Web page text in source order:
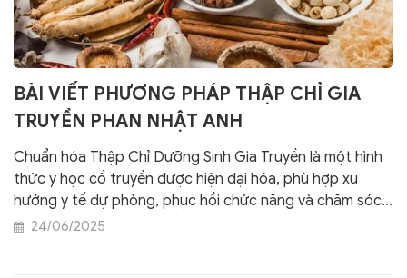
BÀI VIẾT PHƯƠNG PHÁP THẬP CHỈ GIA
TRUYỀN PHAN NHẬT ANH
Chuẩn hóa Thập Chỉ Dưỡng Sinh Gia Truyền là một hình
thức y học cổ truyền được hiện đại hóa, phù hợp xu
hướng y tế dự phòng, phục hồi chức năng và chăm sóc
chủ động. Phương pháp này xứng đáng được ghi nhận,
24/06/2025